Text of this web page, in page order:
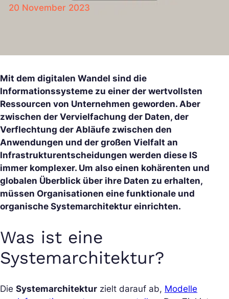
20 November 2023
Mit dem digitalen Wandel sind die
Informationssysteme zu einer der wertvollsten
Ressourcen von Unternehmen geworden. Aber
zwischen der Vervielfachung der Daten, der
Verflechtung der Abläufe zwischen den
Anwendungen und der großen Vielfalt an
Infrastrukturentscheidungen werden diese IS
immer komplexer. Um also einen kohärenten und
globalen Überblick über ihre Daten zu erhalten,
müssen Organisationen eine funktionale und
organische Systemarchitektur einrichten.
Was ist eine
Systemarchitektur?
Die Systemarchitektur zielt darauf ab, Modelle